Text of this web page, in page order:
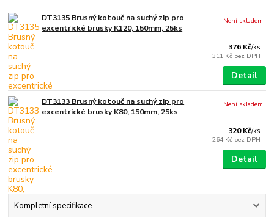
DT3135 Brusný kotouč na suchý zip pro
excentrické brusky K120, 150mm, 25ks
376 Kč/ks
311 Kč bez DPH
Není skladem
Detail
DT3133 Brusný kotouč na suchý zip pro
excentrické brusky K80, 150mm, 25ks
320 Kč/ks
264 Kč bez DPH
Není skladem
Detail
Kompletní specifikace